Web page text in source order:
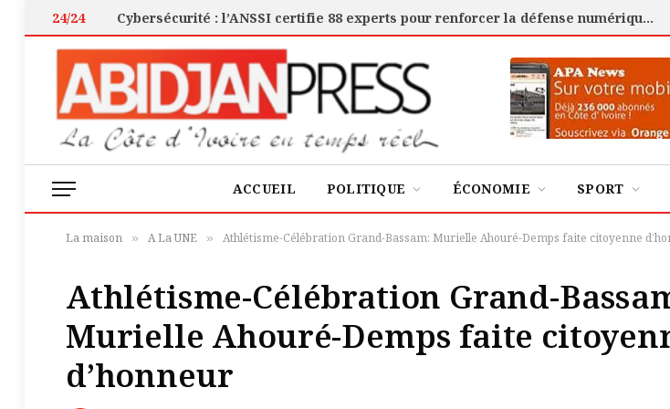
24/24 Cybersécurité : l’ANSSI certifie 88 experts pour renforcer la défense numérique de la Côte d’Ivoire
ACCUEIL POLITIQUE ÉCONOMIE SPORT
La maison » A La UNE » Athlétisme-Célébration Grand-Bassam: Murielle Ahouré-Demps faite citoyenne
Athlétisme-Célébration Grand-
Murielle Ahouré-Demps faite
d’honneur